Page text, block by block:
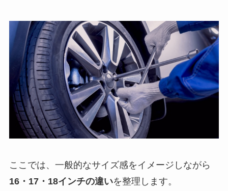
ここでは、一般的なサイズ感をイメージしながら
16・17・18インチの違いを整理します。